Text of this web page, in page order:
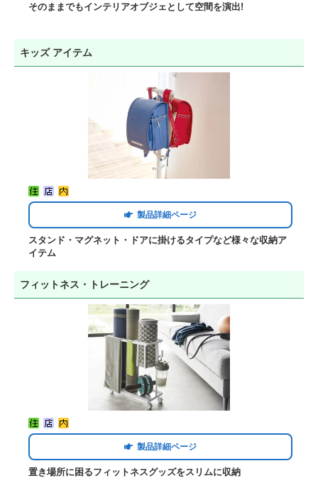
そのままでもインテリアオブジェとして空間を演出!
キッズ アイテム
製品詳細ページ
スタンド・マグネット・ドアに掛けるタイプなど様々な収納ア
イテム
フィットネス・トレーニング
製品詳細ページ
置き場所に困るフィットネスグッズをスリムに収納